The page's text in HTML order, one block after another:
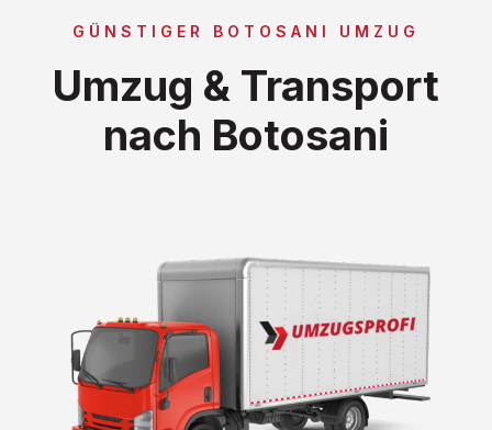
GÜNSTIGER BOTOSANI UMZUG
Umzug & Transport
nach Botosani